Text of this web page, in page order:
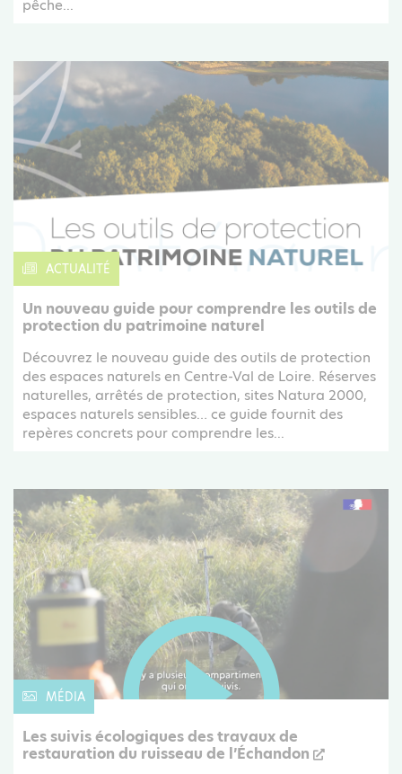
pêche...
ACTUALITÉ
Un nouveau guide pour comprendre les outils de
protection du patrimoine naturel
Découvrez le nouveau guide des outils de protection
des espaces naturels en Centre-Val de Loire. Réserves
naturelles, arrêtés de protection, sites Natura 2000,
espaces naturels sensibles… ce guide fournit des
repères concrets pour comprendre les...
MÉDIA
Les suivis écologiques des travaux de
restauration du ruisseau de l’Échandon